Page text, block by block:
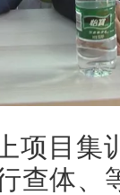
项目集
查体、